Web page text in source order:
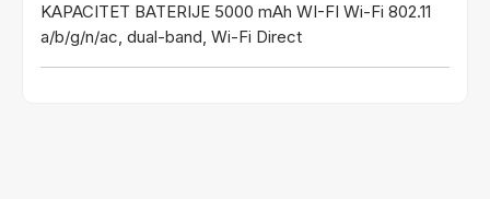
KAPACITET BATERIJE 5000 mAh WI-FI Wi-Fi 802.11
a/b/g/n/ac, dual-band, Wi-Fi Direct